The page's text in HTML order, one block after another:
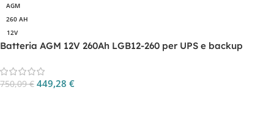
AGM
260 AH
12V
Batteria AGM 12V 260Ah LGB12-260 per UPS e backup
750,09€ 449,28 €